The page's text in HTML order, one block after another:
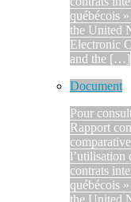
québécois
the United
Electronic
and the […]
Document
Pour
Rapport
l’utilisation
contrats
québécois